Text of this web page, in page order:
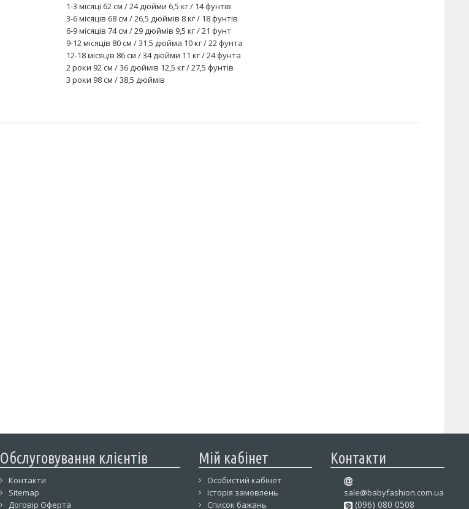
1-3 місяці 62 см / 24 дюйми 6,5 кг / 14 фунтів
3-6 місяців 68 см / 26,5 дюймів 8 кг / 18 фунтів
6-9 місяців 74 см / 29 дюймів 9,5 кг / 21 фунт
9-12 місяців 80 см / 31,5 дюйма 10 кг / 22 фунта
12-18 місяців 86 см / 34 дюйми 11 кг / 24 фунта
2 роки 92 см / 36 дюймів 12,5 кг / 27,5 фунтів
3 роки 98 см / 38,5 дюймів
Обслуговування клієнтів
Контакти
Sitemap
Договір Оферта
Мій кабінет
Особистий кабінет
Історія замовлень
Список бажань
Контакти
sale@babyfashion.com.ua
(096) 080 0508